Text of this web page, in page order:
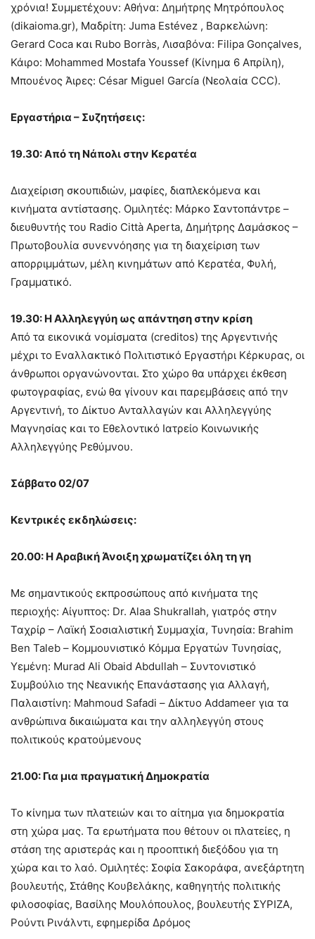
χρόνια! Συμμετέχουν: Αθήνα: Δημήτρης Μητρόπουλος
(dikaioma.gr), Μαδρίτη: Juma Estévez , Βαρκελώνη:
Gerard Coca και Rubo Borràs, Λισαβόνα: Filipa Gonçalves,
Κάιρο: Mohammed Mostafa Youssef (Κίνημα 6 Απρίλη),
Μπουένος Άιρες: César Miguel García (Νεολαία CCC).
Εργαστήρια – Συζητήσεις:
19.30: Από τη Νάπολι στην Κερατέα
Διαχείριση σκουπιδιών, μαφίες, διαπλεκόμενα και
κινήματα αντίστασης. Ομιλητές: Μάρκο Σαντοπάντρε –
διευθυντής του Radio Città Aperta, Δημήτρης Δαμάσκος –
Πρωτοβουλία συνεννόησης για τη διαχείριση των
απορριμμάτων, μέλη κινημάτων από Κερατέα, Φυλή,
Γραμματικό.
19.30: Η Αλληλεγγύη ως απάντηση στην κρίση
Από τα εικονικά νομίσματα (creditos) της Αργεντινής
μέχρι το Εναλλακτικό Πολιτιστικό Εργαστήρι Κέρκυρας, οι
άνθρωποι οργανώνονται. Στο χώρο θα υπάρχει έκθεση
φωτογραφίας, ενώ θα γίνουν και παρεμβάσεις από την
Αργεντινή, το Δίκτυο Ανταλλαγών και Αλληλεγγύης
Μαγνησίας και το Εθελοντικό Ιατρείο Κοινωνικής
Αλληλεγγύης Ρεθύμνου.
Σάββατο 02/07
Κεντρικές εκδηλώσεις:
20.00: Η Αραβική Άνοιξη χρωματίζει όλη τη γη
Με σημαντικούς εκπροσώπους από κινήματα της
περιοχής: Αίγυπτος: Dr. Alaa Shukrallah, γιατρός στην
Ταχρίρ – Λαϊκή Σοσιαλιστική Συμμαχία, Τυνησία: Brahim
Ben Taleb – Κομμουνιστικό Κόμμα Εργατών Τυνησίας,
Υεμένη: Murad Ali Obaid Abdullah – Συντονιστικό
Συμβούλιο της Νεανικής Επανάστασης για Αλλαγή,
Παλαιστίνη: Mahmoud Safadi – Δίκτυο Addameer για τα
ανθρώπινα δικαιώματα και την αλληλεγγύη στους
πολιτικούς κρατούμενους
21.00: Για μια πραγματική Δημοκρατία
Το κίνημα των πλατειών και το αίτημα για δημοκρατία
στη χώρα μας. Τα ερωτήματα που θέτουν οι πλατείες, η
στάση της αριστεράς και η προοπτική διεξόδου για τη
χώρα και το λαό. Ομιλητές: Σοφία Σακοράφα, ανεξάρτητη
βουλευτής, Στάθης Κουβελάκης, καθηγητής πολιτικής
φιλοσοφίας, Βασίλης Μουλόπουλος, βουλευτής ΣΥΡΙΖΑ,
Ρούντι Ρινάλντι, εφημερίδα Δρόμος